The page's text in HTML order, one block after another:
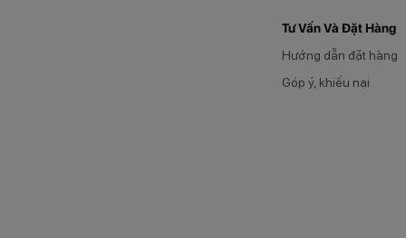
Tư Vấn Và Đặt Hàng
Hướng dẫn đặt hàng
Góp ý, khiếu nại